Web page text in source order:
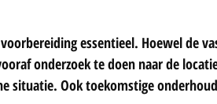
essentieel. Hoewel de
onderzoek te doen naar de
situatie. Ook toekomstige